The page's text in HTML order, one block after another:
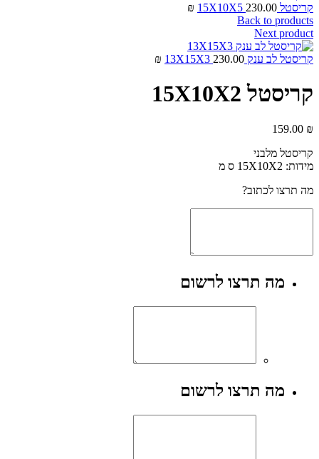
קריסטל 15X10X5 230.00
₪
Back to products
Next product
קריסטל לב ענק 13X15X3 230.00
₪
קריסטל 15X10X2
159.00 ₪
קריסטל מלבני
מידות: 15X10X2 ס מ
מה תרצו לכתוב?
מה תרצו לרשום
מה תרצו לרשום